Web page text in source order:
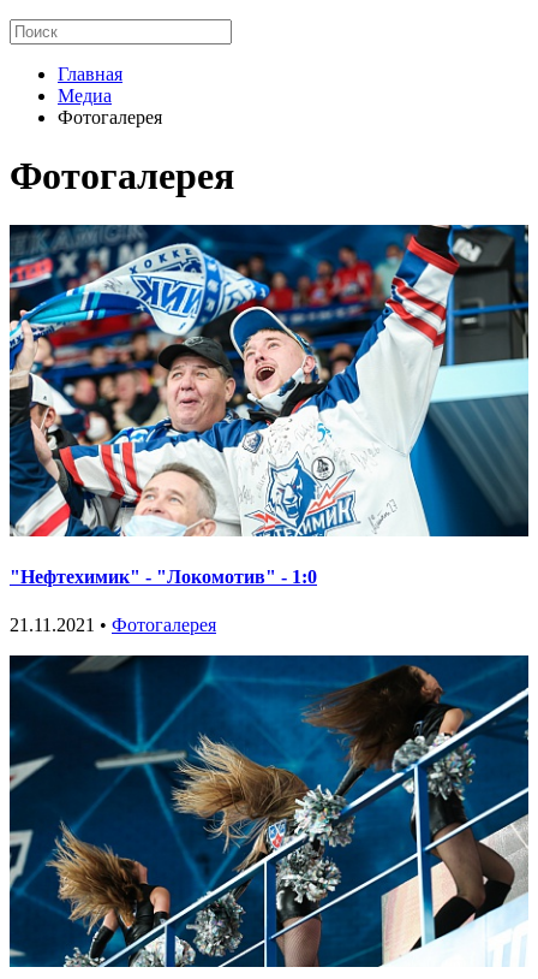
Главная
Медиа
Фотогалерея
Фотогалерея
"Нефтехимик" - "Локомотив" - 1:0
21.11.2021 • Фотогалерея